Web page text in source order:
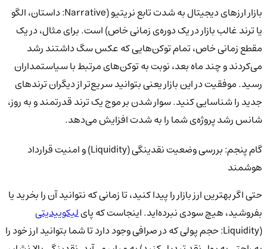
بازار ارزهای دیجیتال به شدت تابع نریتیو (Narrative: داستان، الگو
یا ترند غالب بازار در یک دوره‌ی زمانی خاص) است. برای مثال، در یک
مقطع زمانی خاص، تمام توکن‌هایی که عکس سگ داشتند رشد
می‌کردند و چند ماه بعد، نوبت به توکن‌های مرتبط با سیاستمداران
رسید. موفقیت در این بازار یعنی بتوانید سریع‌تر از دیگران ترندهای
جدید را شناسایی کنید. سوار شدن بر موج یک ترند قدرتمند و به روز،
شانس رشد پروژه‌ی شما را به شدت افزایش می‌دهد.
گام پنجم: بررسی وضعیت نقدینگی (Liquidity) و امنیت قرارداد
هوشمند
حتی اگر بهترین ارز بازار را پیدا کنید، تا زمانی که نتوانید آن را بخرید یا
بفروشید، هیچ سودی نبرده‌اید. اینجاست که پایلیکوییدیتی
(Liquidity: حجم پولی که در صرافی وجود دارد تا شما بتوانید ارز خود را